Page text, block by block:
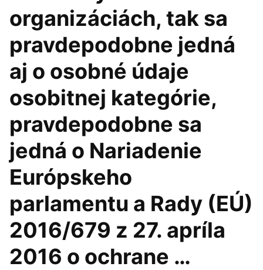
organizáciách, tak sa
pravdepodobne jedná
aj o osobné údaje
osobitnej kategórie,
pravdepodobne sa
jedná o Nariadenie
Európskeho
parlamentu a Rady (EÚ)
2016/679 z 27. apríla
2016 o ochrane …